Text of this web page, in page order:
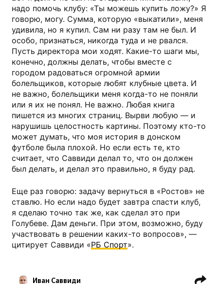
надо помочь клубу: «Ты можешь купить ложу?» Я
говорю, могу. Сумма, которую «выкатили», меня
удивила, но я купил. Сам ни разу там не был. И
особо, признаться, никогда туда и не рвался.
Пусть директора мои ходят. Какие-то шаги мы,
конечно, должны делать, чтобы вместе с
городом радоваться огромной армии
болельщиков, которые любят клубные цвета. И
не важно, болельщики меня когда-то не поняли
или я их не понял. Не важно. Любая книга
пишется из многих страниц. Вырви любую — и
нарушишь целостность картины. Поэтому кто-то
может думать, что моя история в донском
футболе была плохой. Но если есть те, кто
считает, что Саввиди делал то, что он должен
был делать, и делал это правильно, я буду рад.
Еще раз говорю: задачу вернуться в «Ростов» не
ставлю. Но если надо будет завтра спасти клуб,
я сделаю точно так же, как сделал это при
Голубеве. Дам деньги. При этом, возможно, буду
участвовать в решении каких-то вопросов», —
цитирует Саввиди «РБ Спорт».
Иван Саввиди